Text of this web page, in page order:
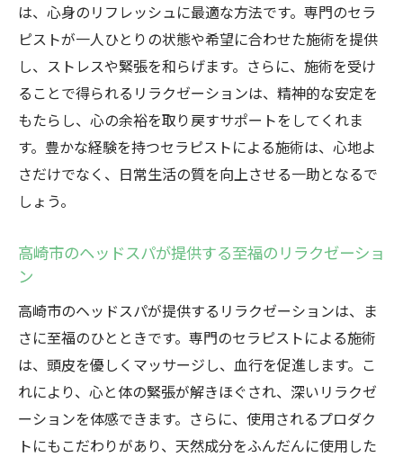
は、心身のリフレッシュに最適な方法です。専門のセラ
ピストが一人ひとりの状態や希望に合わせた施術を提供
し、ストレスや緊張を和らげます。さらに、施術を受け
ることで得られるリラクゼーションは、精神的な安定を
もたらし、心の余裕を取り戻すサポートをしてくれま
す。豊かな経験を持つセラピストによる施術は、心地よ
さだけでなく、日常生活の質を向上させる一助となるで
しょう。
高崎市のヘッドスパが提供する至福のリラクゼーショ
ン
高崎市のヘッドスパが提供するリラクゼーションは、ま
さに至福のひとときです。専門のセラピストによる施術
は、頭皮を優しくマッサージし、血行を促進します。こ
れにより、心と体の緊張が解きほぐされ、深いリラクゼ
ーションを体感できます。さらに、使用されるプロダク
トにもこだわりがあり、天然成分をふんだんに使用した